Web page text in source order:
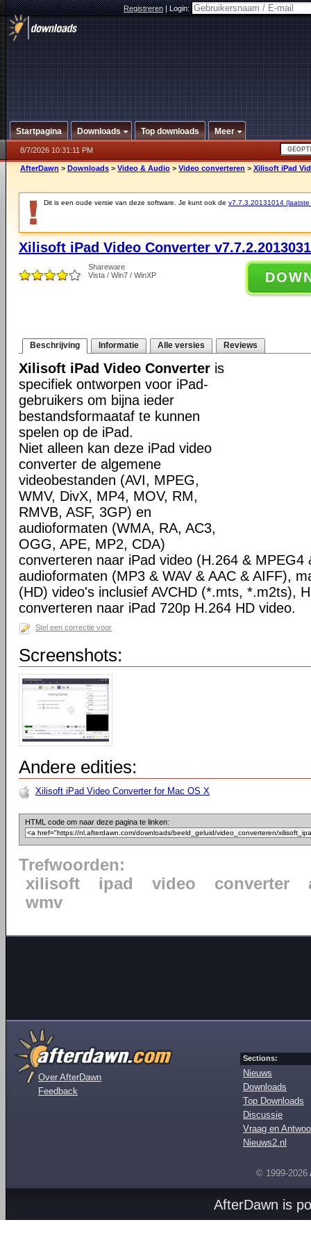
Registreren|Login:
Startpagina Downloads Top downloads Meer
8/7/2026 10:31:11 PM
AfterDawn > Downloads > Video & Audio > Video converteren > Xilisoft iPad
Dit is een oude versie van deze software. Je kunt ook de v7.7.3.20131014 (laatste
Xilisoft iPad Video Converter
Shareware
Vista / Win7 / WinXP
Beschrijving Informatie Alle versies Reviews
Xilisoft iPad Video Converter is
specifiek ontworpen voor iPad-
gebruikers om bijna ieder
bestandsformaataf te kunnen
spelen op de iPad.
Niet alleen kan deze iPad video
converter de algemene
videobestanden (AVI, MPEG,
WMV, DivX, MP4, MOV, RM,
RMVB, ASF, 3GP) en
audioformaten (WMA, RA, AC3,
OGG, APE, MP2, CDA)
converteren naar iPad video (H.264 & MPEG4
audioformaten (MP3 & WAV & AAC & AIFF),
(HD) video's inclusief AVCHD (*.mts, *.m2ts),
converteren naar iPad 720p H.264 HD video.
Stel een correctie voor
Screenshots:
Andere edities:
Xilisoft iPad Video Converter for Mac OS X
HTML code om naar deze pagina te linken:
Trefwoorden:
xilisoft
ipad video converter
wmv
Over AfterDawn
Feedback
Sections:
Nieuws
Downloads
Top Downloads
Discussie
Vraag en
Nieuws2.nl
© 1999-2026
AfterDawn is